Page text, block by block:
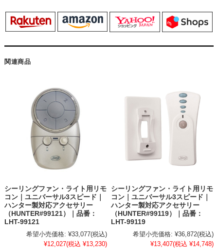
関連商品
シーリングファン・ライト用リモ
コン｜ユニバーサル3スピード｜
ハンター製対応アクセサリー
（HUNTER#99121）｜品番：
LHT-99121
希望小売価格: ¥33,077(税込)
¥12,027(税込 ¥13,230)
シーリングファン・ライト用リモ
コン｜ユニバーサル3スピード｜
ハンター製対応アクセサリー
（HUNTER#99119）｜品番：
LHT-99119
希望小売価格: ¥36,872(税込)
¥13,407(税込 ¥14,748)